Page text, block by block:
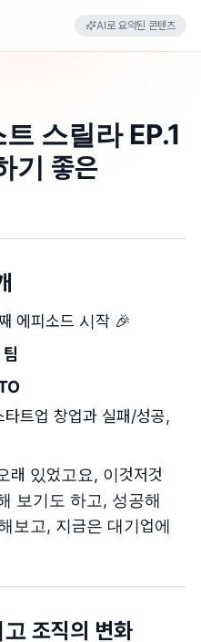
AI로 요약된 콘텐츠
스릴라 EP.1
기 좋은
에피소드 시작 🎉
트업 창업과 실패/성공,
래 있었고요, 이것저것
보기도 하고, 성공해
보고, 지금은 대기업에
조직의 변화